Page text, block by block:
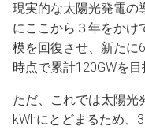
現実的な太陽光発電の
にここから３年をかけ
模を回復させ、新たに
時点で累計120GWを目
ただ、これでは太陽光
kWhにとどまるため、